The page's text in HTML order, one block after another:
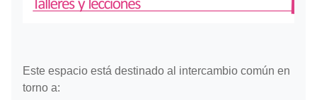
Este espacio está destinado al intercambio común en
torno a: